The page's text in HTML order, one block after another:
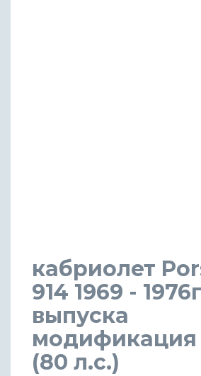
кабриолет
914 1969 - 1976г
выпуска
модификация
(80 л.с.)